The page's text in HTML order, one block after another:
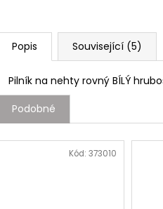
Popis Související (5)
Pilník na nehty rovný BÍLÝ
Podobné
Kód: 373010